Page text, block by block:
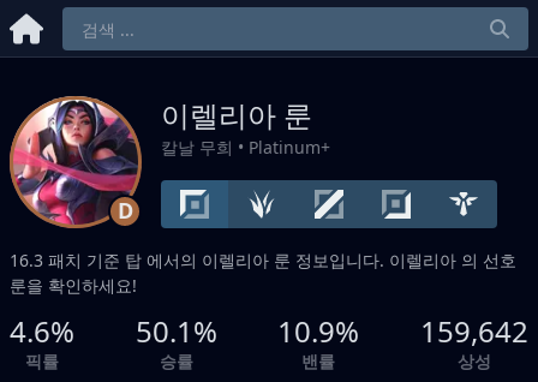
D
이렐리아 룬
칼날 무희 • Platinum+
16.3 패치 기준 탑 에서의 이렐리아 룬 정보입니다. 이렐리아 의 선호
룬을 확인하세요!
4.6%
픽률
50.1%
승률
10.9%
밴률
159,642
상성